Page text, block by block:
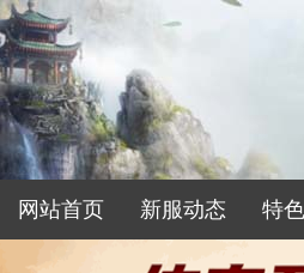
网站首页 新服动态 特